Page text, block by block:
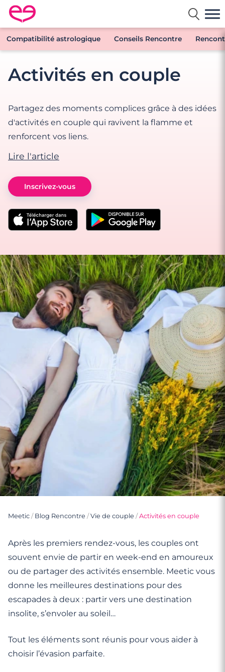
Rencontre en France avec Meetic
Compatibilité astrologique Conseils Rencontre
Activités en couple
Partagez des moments complices grâce à des idées
d'activités en couple qui ravivent la flamme et
renforcent vos liens.
Lire l'article
Inscrivez-vous
Meetic / Blog Rencontre /Vie de couple /Activités en couple
Après les premiers rendez-vous, les couples ont
souvent envie de partir en week-end en amoureux
ou de partager des activités ensemble. Meetic vous
donne les meilleures destinations pour des
escapades à deux : partir vers une destination
insolite, s’envoler au soleil…
Tout les éléments sont réunis pour vous aider à
choisir l’évasion parfaite.